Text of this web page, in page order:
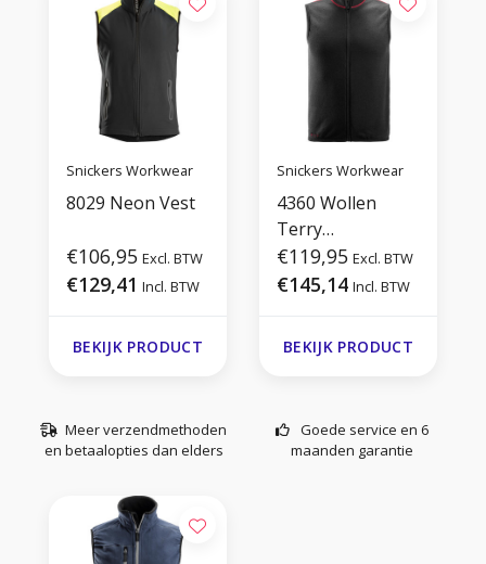
Snickers Workwear
8029 Neon Vest
€106,95 Excl. BTW
€129,41 Incl. BTW
BEKIJK PRODUCT
Snickers Workwear
4360 Wollen
Terry
Bodywarmer
€119,95 Excl. BTW
€145,14 Incl. BTW
BEKIJK PRODUCT
Meer verzendmethoden
en betaalopties dan elders
Goede service en 6
maanden garantie